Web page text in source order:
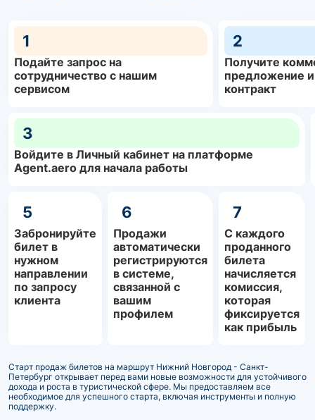
1
Подайте запрос на
сотрудничество с нашим
сервисом
2
Получите
предложение
контракт
3
Войдите в Личный кабинет на платформе
Agent.aero для начала работы
5
Забронируйте
билет в
нужном
направлении
по запросу
клиента
6
Продажи
автоматически
регистрируются
в системе,
связанной с
вашим
профилем
7
С каждого
проданного
билета
начисляется
комиссия,
которая
фиксируется
как прибыль
Старт продаж билетов на маршрут Нижний Новгород - Санкт-
Петербург открывает перед вами новые возможности для устойчивого
дохода и роста в туристической сфере. Мы предоставляем все
необходимое для успешного старта, включая инструменты и полную
поддержку.